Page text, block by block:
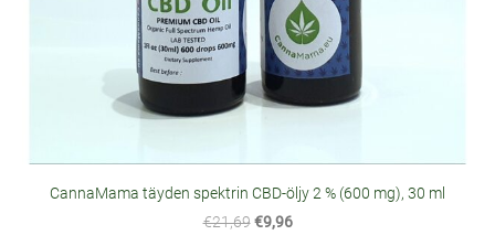
CannaMama täyden spektrin CBD-öljy 2 % (600 mg), 30 ml
€21,69 €9,96